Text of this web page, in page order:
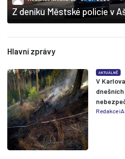
Z deníku Městské policie v
Hlavní zprávy
AKTUÁLNĚ
V
Redakce